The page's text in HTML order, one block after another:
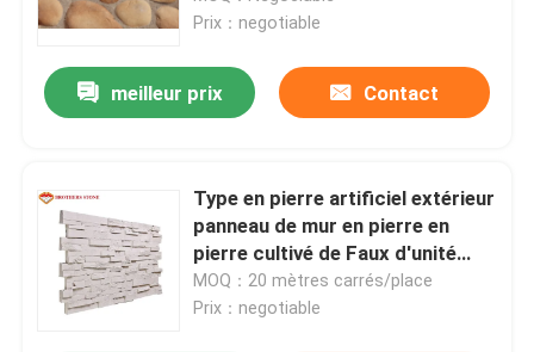
Prix：negotiable
meilleur prix Contact
Type en pierre artificiel extérieur
panneau de mur en pierre en
pierre cultivé de Faux d'unité
centrale de polyuréthane de
panneau
MOQ：20 mètres carrés/place
Prix：negotiable